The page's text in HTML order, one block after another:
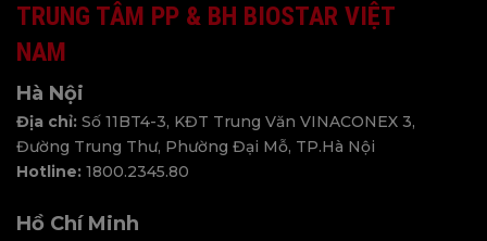
TRUNG TÂM PP & BH BIOSTAR VIỆT
NAM
Hà Nội
Địa chỉ: Số 11BT4-3, KĐT Trung Văn VINACONEX 3,
Đường Trung Thư, Phường Đại Mỗ, TP.Hà Nội
Hotline: 1800.2345.80
Hồ Chí Minh